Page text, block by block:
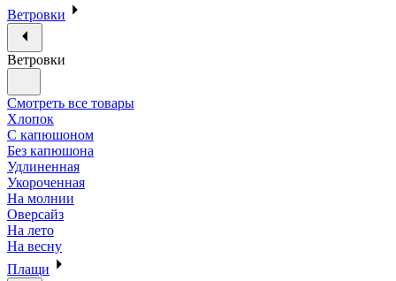
Ветровки
Ветровки
Смотреть все товары
Хлопок
С капюшоном
Без капюшона
Удлиненная
Укороченная
На молнии
Оверсайз
На лето
На весну
Плащи